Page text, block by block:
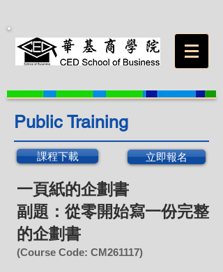
Public Training
課程下載 立即報名
一頁紙的企劃書
副題：從零開始寫一份完整
的企劃書
(Course Code: CM261117)